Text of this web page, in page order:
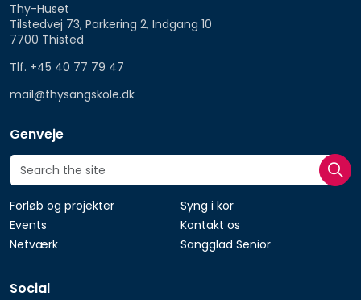
Thy-Huset
Tilstedvej 73, Parkering 2, Indgang 10
7700 Thisted
Tlf. +45 40 77 79 47
mail@thysangskole.dk
Genveje
Forløb og projekter
Syng i kor
Events
Kontakt os
Netværk
Sangglad Senior
Social